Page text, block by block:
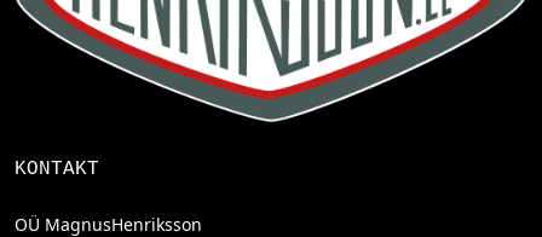
KONTAKT
OÜ MagnusHenriksson